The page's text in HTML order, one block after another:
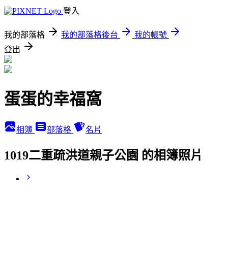
登入
我的部落格 我的部落格後台
我的帳號
登出
蛋蛋的幸福窩
相簿 部落格 名片
1019二重疏洪道親子公園 的相簿照片